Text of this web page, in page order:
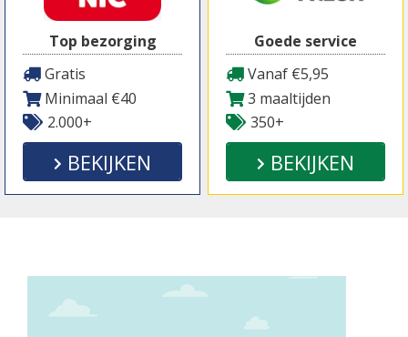
Top bezorging
Gratis
Minimaal €40
2.000+
BEKIJKEN
Goede service
Vanaf €5,95
3 maaltijden
350+
BEKIJKEN